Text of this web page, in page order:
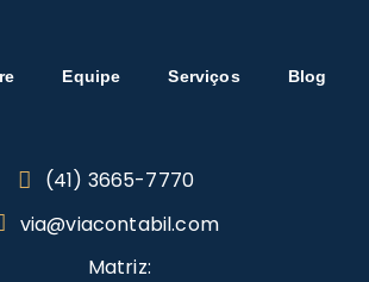
Equipe Serviços Blog
(41) 3665-7770
via@viacontabil.com
Matriz: